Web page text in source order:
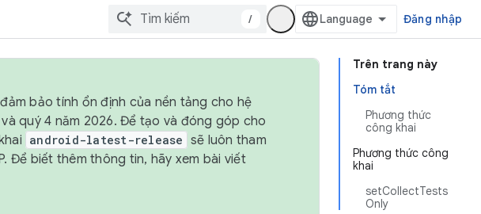
/ Đăng nhập
Trên trang này
Tóm tắt
Phương thức
công khai
Phương thức công
khai
setCollectTests
Only
bảo tính ổn định của nền tảng cho hệ
quý 4 năm 2026. Để tạo và đóng góp cho
android-latest-release sẽ luôn tham
Để biết thêm thông tin, hãy xem bài viết